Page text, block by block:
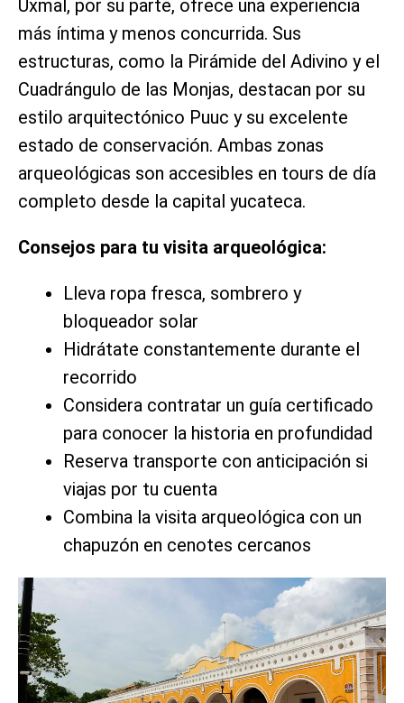
Uxmal, por su parte, ofrece una experiencia
más íntima y menos concurrida. Sus
estructuras, como la Pirámide del Adivino y el
Cuadrángulo de las Monjas, destacan por su
estilo arquitectónico Puuc y su excelente
estado de conservación. Ambas zonas
arqueológicas son accesibles en tours de día
completo desde la capital yucateca.
Consejos para tu visita arqueológica:
Lleva ropa fresca, sombrero y
bloqueador solar
Hidrátate constantemente durante el
recorrido
Considera contratar un guía certificado
para conocer la historia en profundidad
Reserva transporte con anticipación si
viajas por tu cuenta
Combina la visita arqueológica con un
chapuzón en cenotes cercanos